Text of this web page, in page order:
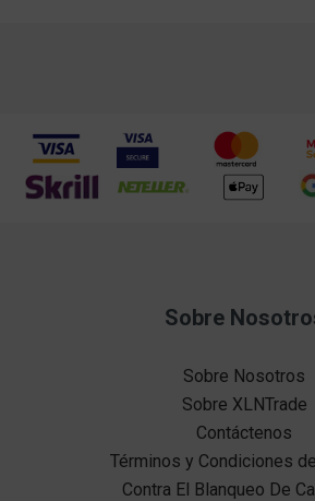
Sobre
Sobre Nosotros
Sobre XLNTrade
Contáctenos
Términos y Condiciones
Contra El Blanqueo De